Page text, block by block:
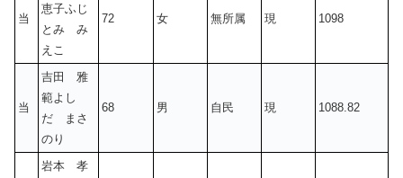
当
恵子ふじ
とみ み
えこ
72 女 無所属 現 1098
当
吉田 雅
範よし
だ まさ
のり
68 男 自民 現 1088.82
岩本 孝